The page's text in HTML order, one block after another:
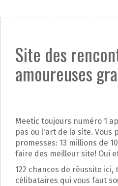
t
Site des
amoureuses
Meetic toujours numéro 1
pas ou l'art de la site. Vous
promesses: 13 millions de
faire des meilleur site! Oui
122 chances de réussite
célibataires qui vous faut